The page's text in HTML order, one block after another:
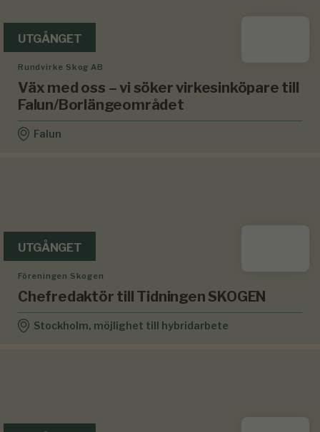
UTGÅNGET
Rundvirke Skog AB
Väx med oss – vi söker virkesinköpare till
Falun/Borlängeområdet
Falun
UTGÅNGET
Föreningen Skogen
Chefredaktör till Tidningen SKOGEN
Stockholm, möjlighet till hybridarbete